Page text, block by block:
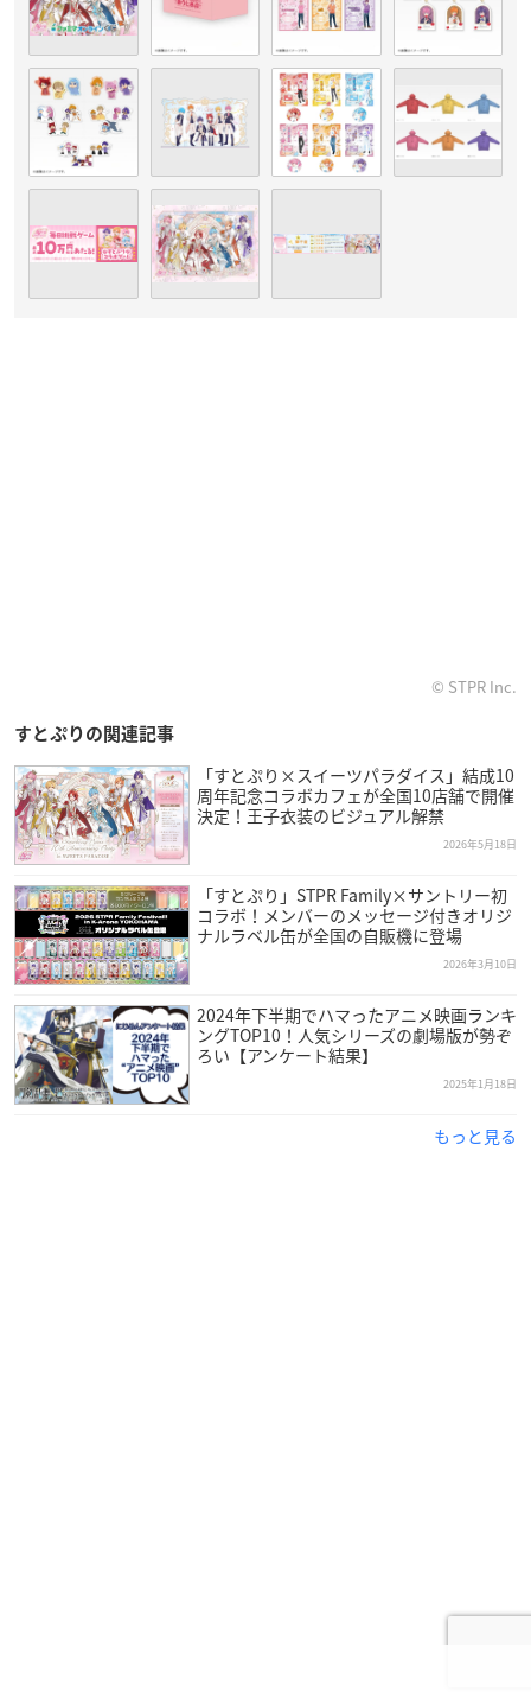
© STPR Inc.
すとぷりの関連記事
「すとぷり×スイーツパラダイス」結成10
周年記念コラボカフェが全国10店舗で開催
決定！王子衣装のビジュアル解禁
2026年5月18日
「すとぷり」STPR Family×サントリー初
コラボ！メンバーのメッセージ付きオリジ
ナルラベル缶が全国の自販機に登場
2026年3月10日
2024年下半期でハマったアニメ映画ランキ
ングTOP10！人気シリーズの劇場版が勢ぞ
ろい【アンケート結果】
2025年1月18日
もっと見る